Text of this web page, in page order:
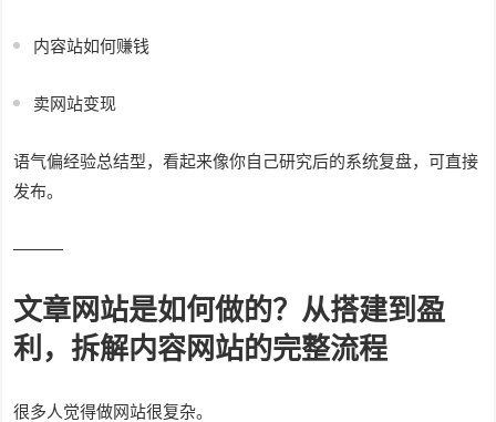
内容站如何赚钱
卖网站变现
语气偏经验总结型，看起来像你自己研究后的系统复盘，可直接
发布。
———
文章网站是如何做的？从搭建到盈
利，拆解内容网站的完整流程
很多人觉得做网站很复杂。